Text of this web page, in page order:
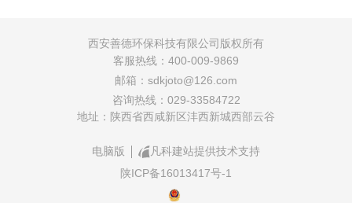
西安善德环保科技有限公司版权所有
客服热线：400-009-9869
邮箱：sdkjoto@126.com
咨询热线：029-33584722
地址：陕西省西咸新区沣西新城西部云谷
电脑版
凡科建站提供技术支持
陕ICP备16013417号-1